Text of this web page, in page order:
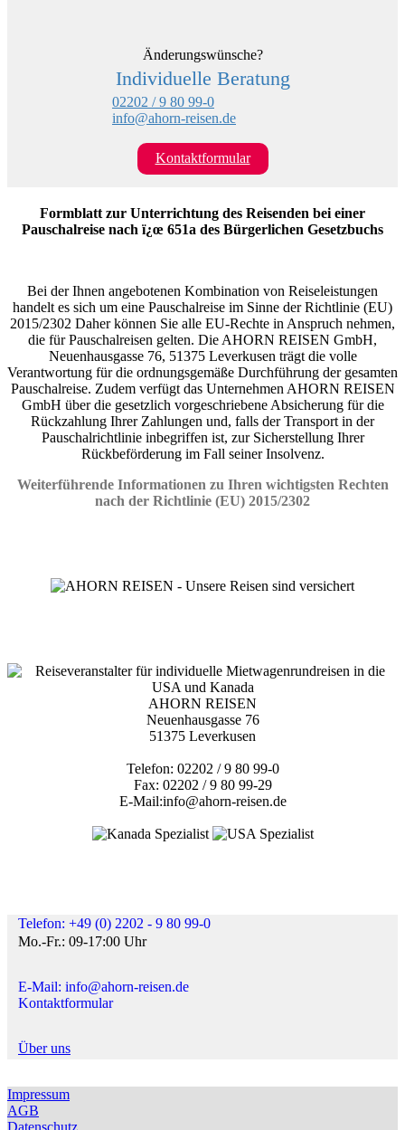
Änderungswünsche?
Individuelle Beratung
02202 / 9 80 99-0
info@ahorn-reisen.de
Kontaktformular
Formblatt zur Unterrichtung des Reisenden bei einer
Pauschalreise nach ï¿œ 651a des Bürgerlichen Gesetzbuchs
Bei der Ihnen angebotenen Kombination von Reiseleistungen
handelt es sich um eine Pauschalreise im Sinne der Richtlinie (EU)
2015/2302 Daher können Sie alle EU-Rechte in Anspruch nehmen,
die für Pauschalreisen gelten. Die AHORN REISEN GmbH,
Neuenhausgasse 76, 51375 Leverkusen trägt die volle
Verantwortung für die ordnungsgemäße Durchführung der gesamten
Pauschalreise. Zudem verfügt das Unternehmen AHORN REISEN
GmbH über die gesetzlich vorgeschriebene Absicherung für die
Rückzahlung Ihrer Zahlungen und, falls der Transport in der
Pauschalrichtlinie inbegriffen ist, zur Sicherstellung Ihrer
Rückbeförderung im Fall seiner Insolvenz.
Weiterführende Informationen zu Ihren wichtigsten Rechten
nach der Richtlinie (EU) 2015/2302
AHORN REISEN
Neuenhausgasse 76
51375 Leverkusen
Telefon: 02202 / 9 80 99-0
Fax: 02202 / 9 80 99-29
E-Mail:info@ahorn-reisen.de
Telefon: +49 (0) 2202 - 9 80 99-0
Mo.-Fr.: 09-17:00 Uhr
E-Mail: info@ahorn-reisen.de
Kontaktformular
Über uns
Impressum
AGB
Datenschutz